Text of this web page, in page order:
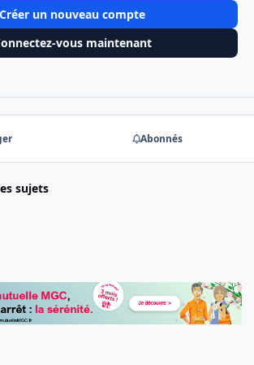
Créer un nouveau compte
vous maintenant
Abonnés
sujets